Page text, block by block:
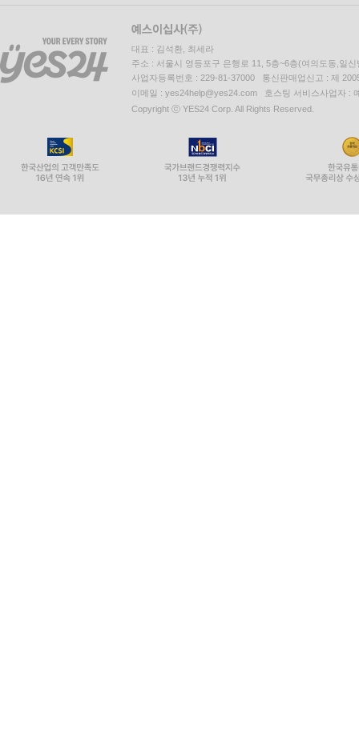
대표 : 김석환, 최세라
주소 : 서울시 영등포구 은행로 11, 5층~6층(여의도동,일신
사업자등록번호 : 229-81-37000 통신판매업신고 : 제
이메일 : yes24help@yes24.com 호스팅 서비스사업자 :
Copyright ⓒ YES24 Corp. All Rights Reserved.